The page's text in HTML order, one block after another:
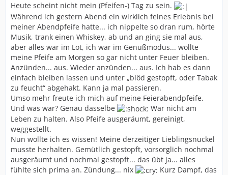
Heute scheint nicht mein (Pfeifen-) Tag zu sein.
Während ich gestern Abend ein wirklich feines Erlebnis bei
meiner Abendpfeife hatte... ich nippelte so dran rum, hörte
Musik, trank einen Whiskey, ab und an ging sie mal aus,
aber alles war im Lot, ich war im Genußmodus... wollte
meine Pfeife am Morgen so gar nicht unter Feuer bleiben.
Anzünden... aus. Wieder anzünden... aus. Ich hab es dann
einfach bleiben lassen und unter „blöd gestopft, oder Tabak
zu feucht“ abgehakt. Kann ja mal passieren.
Umso mehr freute ich mich auf meine Feierabendpfeife.
Und was war? Genau dasselbe
War nicht am
Leben zu halten. Also Pfeife ausgeräumt, gereinigt,
weggestellt.
Nun wollte ich es wissen! Meine derzeitiger Lieblingsnuckel
musste herhalten. Gemütlich gestopft, vorsorglich nochmal
ausgeräumt und nochmal gestopft... das übt ja... alles
fühlte sich prima an. Zündung... nix
Kurz Dampf, das